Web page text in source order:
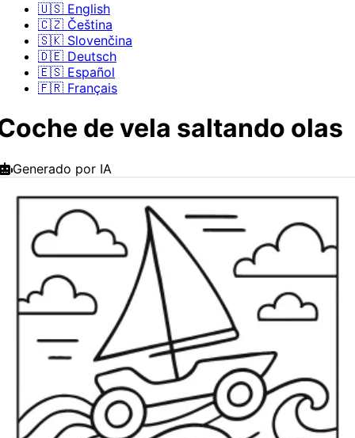
🇺🇸 English
🇨🇿 Čeština
🇸🇰 Slovenčina
🇩🇪 Deutsch
🇪🇸 Español
🇫🇷 Français
de vela saltando olas
Generado por IA